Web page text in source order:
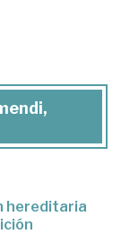
hereditaria